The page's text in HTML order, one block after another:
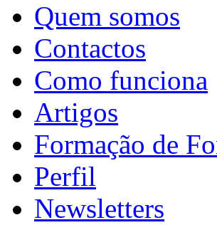
Quem somos
Contactos
Como funciona
Artigos
Formação de
Perfil
Newsletters